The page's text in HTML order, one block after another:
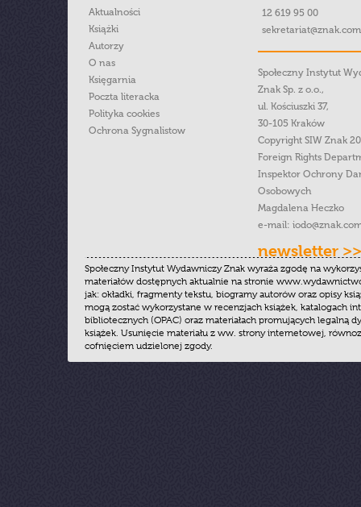
Aktualności
Książki
Autorzy
O nas
Księgarnia
Poczta literacka
Polityka cookies
Ochrona Sygnalistow
12 619 95 00
Społeczny Instytut
Znak Sp. z o.o.,
ul. Kościuszki 37,
30-105 Kraków
Copyright SIW Znak
Foreign Rights
Inspektor Ochrony
Osobowych
Magdalena Heczko
e-mail:
newsletter >>
Społeczny Instytut Wydawniczy Znak wyraża zgodę na
materiałów dostępnych aktualnie na stronie
jak: okładki, fragmenty tekstu, biogramy autorów oraz opisy
mogą zostać wykorzystane w recenzjach książek, katalogach
bibliotecznych (OPAC) oraz materiałach promujących legalną
książek. Usunięcie materiału z ww. strony internetowej,
cofnięciem udzielonej zgody.